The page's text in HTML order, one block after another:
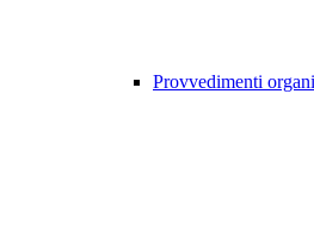
Provvedimenti